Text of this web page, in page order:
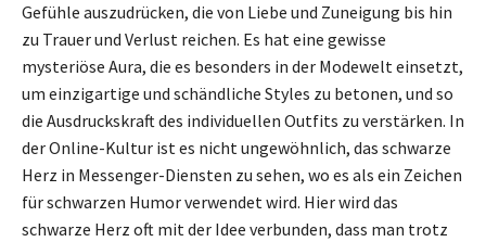
Gefühle auszudrücken, die von Liebe und Zuneigung bis hin
zu Trauer und Verlust reichen. Es hat eine gewisse
mysteriöse Aura, die es besonders in der Modewelt einsetzt,
um einzigartige und schändliche Styles zu betonen, und so
die Ausdruckskraft des individuellen Outfits zu verstärken. In
der Online-Kultur ist es nicht ungewöhnlich, das schwarze
Herz in Messenger-Diensten zu sehen, wo es als ein Zeichen
für schwarzen Humor verwendet wird. Hier wird das
schwarze Herz oft mit der Idee verbunden, dass man trotz